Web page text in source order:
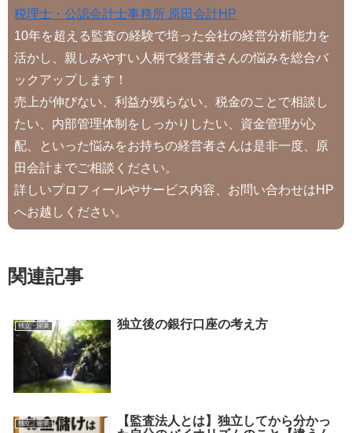
税理士・公認会計士事務所 原田会計HP
10年を超える監査の経験で培った会社の経営分析能力を
活かし、親しみやすい人柄で経営者さんの悩みを総合バ
ックアップします！
売上が伸びない、利益が残らない、税金のことで相談し
たい、内部管理体制をしっかりしたい、資金管理が心
配、といった悩みをお持ちの経営者さんは是非一度、原
田会計までご相談ください。
詳しいプロフィールやサービス内容、お問い合わせはHP
へお越しください。
関連記事
独立・開業 独立後の銀行口座の考え方
独立・開業
【監査法人とは】独立してから分かっ